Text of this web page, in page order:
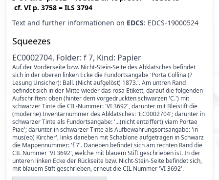
cf. VI p. 3758 = ILS 3794
Text and further informationen on EDCS: EDCS-19000524
Squeezes
EC0002704, Folder: f 7, Kind: Papier
Auf der Vorderseite bzw. Nicht-Stein-Seite des Abklatsches befindet
sich in der oberen linken Ecke die Fundortsangabe 'Porta Collina (?
Lesung Unsicher): Ball. (Nicht aufgelöst) 1873.'. Am untren Rand
befindet sich in der Mitte wieder das rosa Etikett, darauf die folgenden
Aufschriften: oben (hinter dem vorgedruckten schwarzen 'C.') mit
schwarzer Tinte die CIL-Nummer: 'VI 3692', darunter mit Bleistift die
(moderne) Inventarnummer des Abklatsches: 'EC0002704'; darunter in
schwarzer Tinte als Fundortsangabe: '...(nicht entziffert) viam Portae
Piae'; darunter in schwarzer Tinte als Aufbewahrungsortsangabe: 'in
mus(eo) Kircher', links daneben mit Schablone aufgetragen in Schwarz
die Mappennummer: 'f 7'. Daneben befindet sich am rechten Rand die
CIL Nummer 'VI 3692', welche mit blauem Stift geschrieben ist. In der
unteren linken Ecke der Rückseite bzw. Nicht-Stein-Seite befindet sich,
mit blauem Stift geschrieben, erneut die CIL Nummer 'VI 3692'.